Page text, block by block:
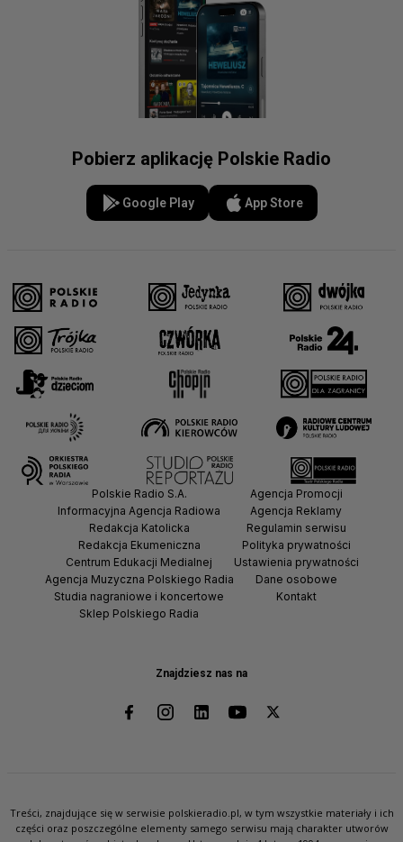
Pobierz aplikację Polskie Radio
Google Play App Store
Znajdziesz nas na
Polskie Radio S.A.
Informacyjna Agencja Radiowa
Redakcja Katolicka
Redakcja Ekumeniczna
Centrum Edukacji Medialnej
Agencja Muzyczna Polskiego Radia
Studia nagraniowe i koncertowe
Sklep Polskiego Radia
Agencja Promocji
Agencja Reklamy
Regulamin serwisu
Polityka prywatności
Ustawienia prywatności
Dane osobowe
Kontakt
Treści, znajdujące się w serwisie polskieradio.pl, w tym wszystkie materiały i ich
części oraz poszczególne elementy samego serwisu mają charakter utworów